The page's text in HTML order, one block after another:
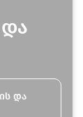
და